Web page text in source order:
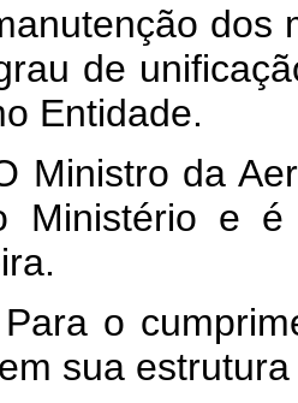
dos
de
Entidade.
da
Ministério e
o
sua